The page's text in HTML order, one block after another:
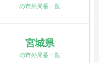
の市外局番一覧
宮城県
の市外局番一覧